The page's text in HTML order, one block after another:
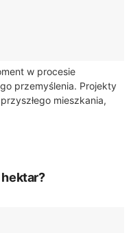
w procesie
przemyślenia. Projekty
mieszkania,
analizę dostępnych